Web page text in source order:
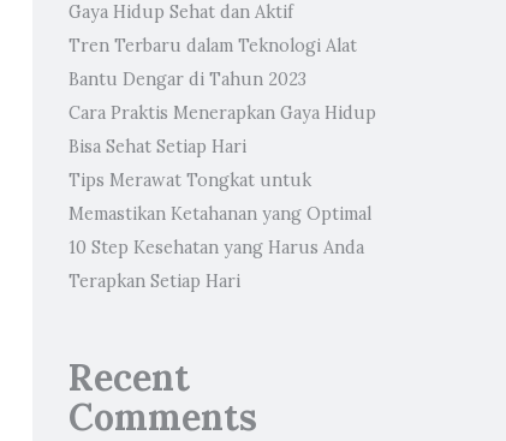
Gaya Hidup Sehat dan Aktif
Tren Terbaru dalam Teknologi Alat
Bantu Dengar di Tahun 2023
Cara Praktis Menerapkan Gaya Hidup
Bisa Sehat Setiap Hari
Tips Merawat Tongkat untuk
Memastikan Ketahanan yang Optimal
10 Step Kesehatan yang Harus Anda
Terapkan Setiap Hari
Recent
Comments